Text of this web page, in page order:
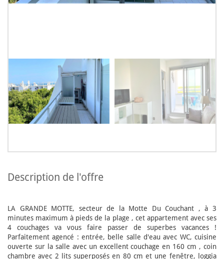
description de l'offre
LA GRANDE MOTTE, secteur de la Motte Du Couchant , à 3
minutes maximum à pieds de la plage , cet appartement avec ses
4 couchages va vous faire passer de superbes vacances !
Parfaitement agencé : entrée, belle salle d'eau avec WC, cuisine
ouverte sur la salle avec un excellent couchage en 160 cm , coin
chambre avec 2 lits superposés en 80 cm et une fenêtre, loggia